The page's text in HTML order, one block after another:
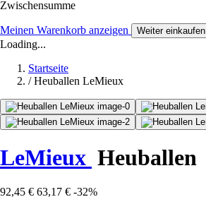
Zwischensumme
Meinen Warenkorb anzeigen Weiter einkaufen
Loading...
Startseite
/ Heuballen LeMieux
LeMieux Heuballen
92,45 € 63,17 € -32%